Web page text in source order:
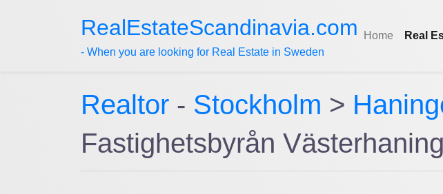
RealEstateScandinavia.com
- When you are looking for Real Estate in Sweden
Home Real
Realtor - Stockholm >
Fastighetsbyrån